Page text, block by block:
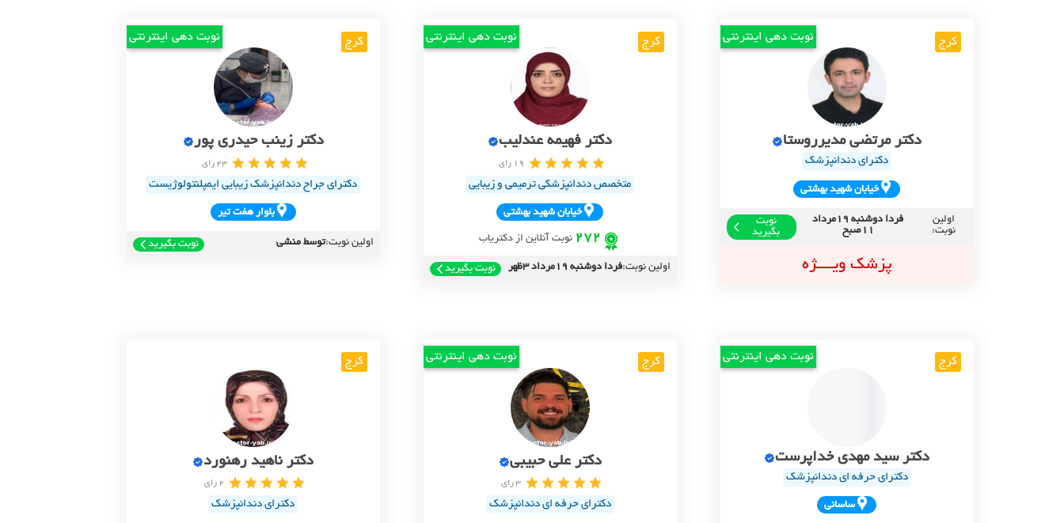
کرج نوبت دهی اینترنتی
دکتر مرتضی مدیرروستا
دکترای دندانپزشک
خيابان شهيد بهشتي
اولین
نوبت:
فردا دوشنبه 19مرداد
11صبح
نوبت
بگیرید
پزشک ویــــژه
کرج نوبت دهی اینترنتی
دکتر فهیمه عندلیب
19 رای
متخصص دندانپزشکی ترمیمی و زیبایی
خيابان شهيد بهشتي
272 نوبت آنلاین از دکتریاب
اولین نوبت:فردا دوشنبه 19مرداد 3ظهر نوبت بگیرید
کرج نوبت دهی اینترنتی
دکتر زینب حیدری پور
23 رای
دکترای جراح دندانپزشک زیبایی ایمپلنتولوژیست
بلوار هفت تير
اولین نوبت:توسط منشی نوبت بگیرید
کرج نوبت دهی اینترنتی
دکتر سید مهدی خداپرست
دکترای حرفه ای دندانپزشک
ساساني
کرج نوبت دهی اینترنتی
دکتر علی حبیبی
3 رای
دکترای حرفه ای دندانپزشک
کرج
دکتر ناهید رهنورد
2 رای
دکترای دندانپزشک